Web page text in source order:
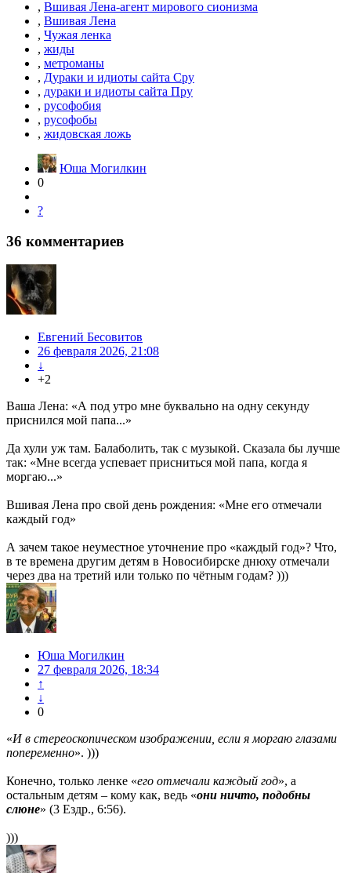
, Вшивая Лена-агент мирового сионизма
, Вшивая Лена
, Чужая ленка
, жиды
, метроманы
, Дураки и идиоты сайта Сру
, дураки и идиоты сайта Пру
, русофобия
, русофобы
, жидовская ложь
Юша Могилкин
0
?
36 комментариев
Евгений Бесовитов
26 февраля 2026, 21:08
↓
+2
Ваша Лена: «А под утро мне буквально на одну секунду
приснился мой папа...»
Да хули уж там. Балаболить, так с музыкой. Сказала бы лучше
так: «Мне всегда успевает присниться мой папа, когда я
моргаю...»
Вшивая Лена про свой день рождения: «Мне его отмечали
каждый год»
А зачем такое неуместное уточнение про «каждый год»? Что,
в те времена другим детям в Новосибирске днюху отмечали
через два на третий или только по чётным годам? )))
Юша Могилкин
27 февраля 2026, 18:34
↑
↓
0
«И в стереоскопическом изображении, если я моргаю глазами
попеременно». )))
Конечно, только ленке «его отмечали каждый год», а
остальным детям – кому как, ведь «они ничто, подобны
слюне» (3 Ездр., 6:56).
)))